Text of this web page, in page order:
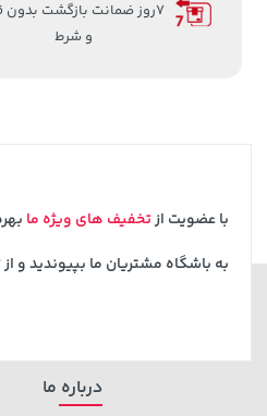
7روز ضمانت بازگشت بدون
و شرط
با عضویت ازتخفیف های ویژه ما
به باشگاه مشتریان ما بپیوندید و
درباره ما